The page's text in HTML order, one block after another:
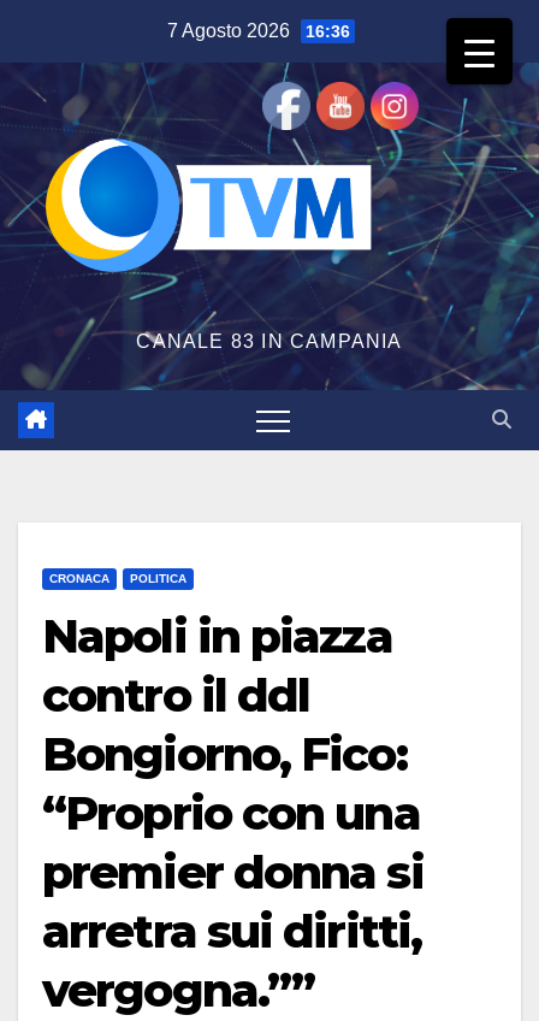
contenuto
7 Agosto 2026 16:36
CANALE 83 IN CAMPANIA
CRONACA POLITICA
Napoli in piazza
contro il ddl
Bongiorno, Fico:
“Proprio con una
premier donna si
arretra sui diritti,
vergogna.””